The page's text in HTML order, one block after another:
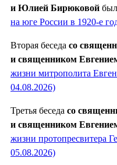
и Юлией Бирюковой
на юге России в 1920-е
Вторая беседа со
и священником
жизни митрополита
04.08.2026)
Третья беседа со
и священником
жизни протопресвитера
05.08.2026)